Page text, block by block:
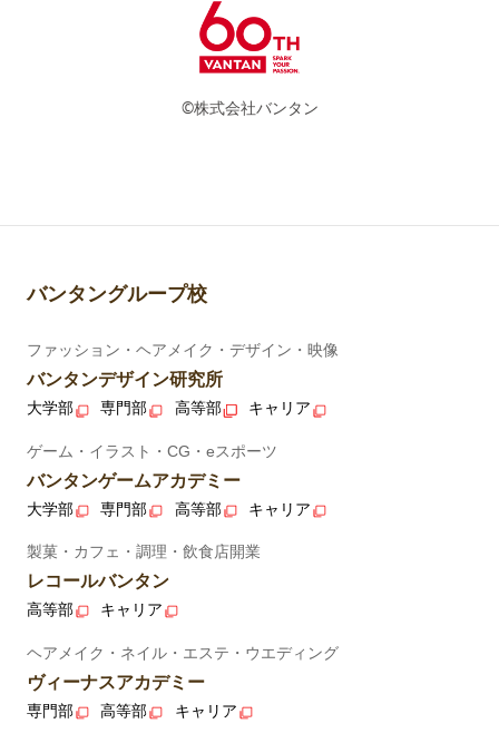
©株式会社バンタン
バンタングループ校
ファッション・ヘアメイク・デザイン・映像
バンタンデザイン研究所
大学部 専門部 高等部 キャリア
ゲーム・イラスト・CG・eスポーツ
バンタンゲームアカデミー
大学部 専門部 高等部 キャリア
製菓・カフェ・調理・飲食店開業
レコールバンタン
高等部 キャリア
ヘアメイク・ネイル・エステ・ウエディング
ヴィーナスアカデミー
専門部 高等部 キャリア